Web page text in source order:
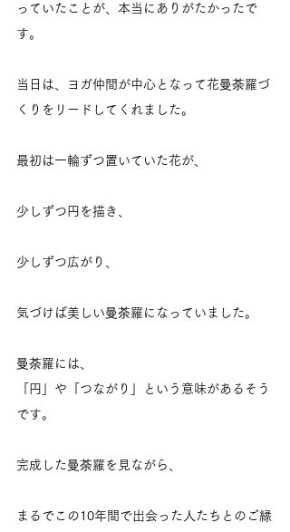
っていたことが、本当にありがたかったで
す。
当日は、ヨガ仲間が中心となって花曼荼羅づ
くりをリードしてくれました。
最初は一輪ずつ置いていた花が、
少しずつ円を描き、
少しずつ広がり、
気づけば美しい曼荼羅になっていました。
曼荼羅には、
「円」や「つながり」という意味があるそう
です。
完成した曼荼羅を見ながら、
まるでこの10年間で出会った人たちとのご縁